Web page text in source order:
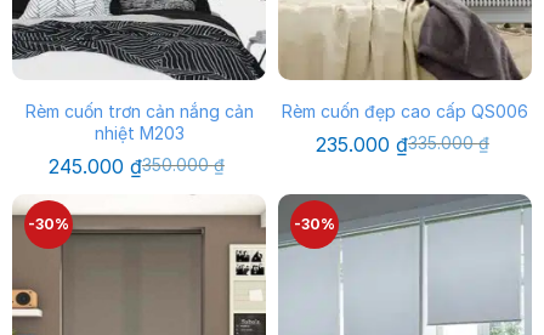
Rèm cuốn trơn cản nắng cản
nhiệt M203
350.000₫
Giá
gốc
350.000 ₫.
245.000 ₫Giá
hiện
là:
245.000 ₫.
Rèm cuốn đẹp cao cấp QS006
335.000₫
Giá
gốc
335.000 ₫.
235.000 ₫Giá
hiện
là:
235.000 ₫.
-30% -30%